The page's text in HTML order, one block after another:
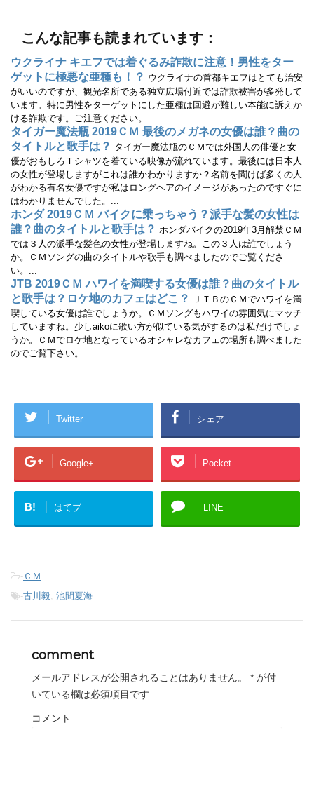
ィ
ン
ウ
で
開
き
ま
す
)
こんな記事も読まれています：
ウクライナ キエフでは着ぐるみ詐欺に注意！男性をター
ゲットに極悪な亜種も！？ ウクライナの首都キエフはとても治安
がいいのですが、観光名所である独立広場付近では詐欺被害が多発して
います。特に男性をターゲットにした亜種は回避が難しい本能に訴えか
ける詐欺です。ご注意ください。...
タイガー魔法瓶 2019ＣＭ 最後のメガネの女優は誰？曲の
タイトルと歌手は？ タイガー魔法瓶のＣＭでは外国人の俳優と女
優がおもしろＴシャツを着ている映像が流れています。最後には日本人
の女性が登場しますがこれは誰かわかりますか？名前を聞けば多くの人
がわかる有名女優ですが私はロングヘアのイメージがあったのですぐに
はわかりませんでした。...
ホンダ 2019ＣＭ バイクに乗っちゃう？派手な髪の女性は
誰？曲のタイトルと歌手は？ ホンダバイクの2019年3月解禁ＣＭ
では３人の派手な髪色の女性が登場しますね。この３人は誰でしょう
か。ＣＭソングの曲のタイトルや歌手も調べましたのでご覧くださ
い。...
JTB 2019ＣＭ ハワイを満喫する女優は誰？曲のタイトル
と歌手は？ロケ地のカフェはどこ？
ＪＴＢのＣＭでハワイを満
喫している女優は誰でしょうか。ＣＭソングもハワイの雰囲気にマッチ
していますね。少しaikoに歌い方が似ている気がするのは私だけでしょ
うか。ＣＭでロケ地となっているオシャレなカフェの場所も調べました
のでご覧下さい。...
Twitter シェア
Google+ Pocket
B! はてブ LINE
- ＣＭ
-古川毅 池間夏海
comment
メールアドレスが公開されることはありません。 * が付
いている欄は必須項目です
コメント